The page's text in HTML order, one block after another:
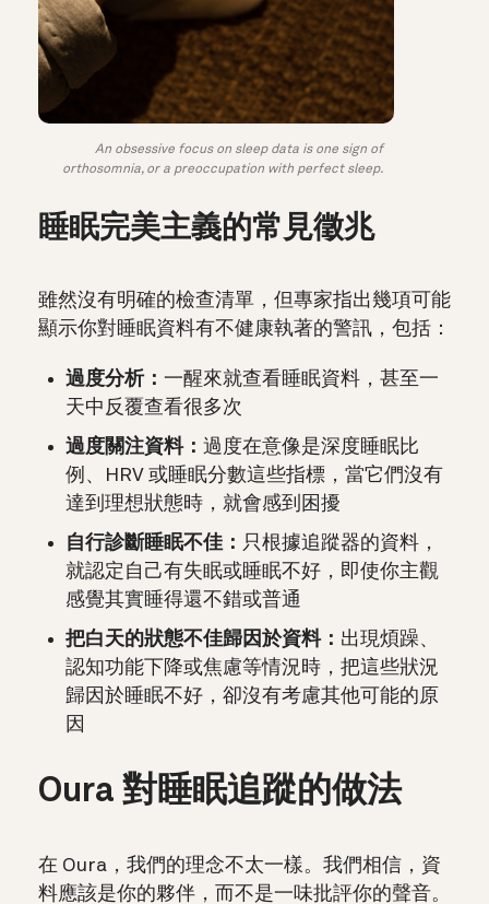
An obsessive focus on sleep data is one sign of
orthosomnia, or a preoccupation with perfect sleep.
睡眠完美主義的常見徵兆
雖然沒有明確的檢查清單，但專家指出幾項可能
顯示你對睡眠資料有不健康執著的警訊，包括：
過度分析： 一醒來就查看睡眠資料，甚至一
天中反覆查看很多次
過度關注資料： 過度在意像是深度睡眠比
例、HRV 或睡眠分數這些指標，當它們沒有
達到理想狀態時，就會感到困擾
自行診斷睡眠不佳： 只根據追蹤器的資料，
就認定自己有失眠或睡眠不好，即使你主觀
感覺其實睡得還不錯或普通
把白天的狀態不佳歸因於資料： 出現煩躁、
認知功能下降或焦慮等情況時，把這些狀況
歸因於睡眠不好，卻沒有考慮其他可能的原
因
Oura 對睡眠追蹤的做法
在 Oura，我們的理念不太一樣。我們相信，資
料應該是你的夥伴，而不是一味批評你的聲音。